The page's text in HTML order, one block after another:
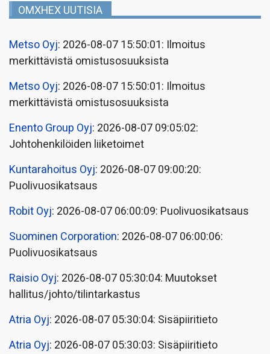
OMXHEX UUTISIA
Metso Oyj: 2026-08-07 15:50:01: Ilmoitus
merkittävistä omistusosuuksista
Metso Oyj: 2026-08-07 15:50:01: Ilmoitus
merkittävistä omistusosuuksista
Enento Group Oyj: 2026-08-07 09:05:02:
Johtohenkilöiden liiketoimet
Kuntarahoitus Oyj: 2026-08-07 09:00:20:
Puolivuosikatsaus
Robit Oyj: 2026-08-07 06:00:09: Puolivuosikatsaus
Suominen Corporation: 2026-08-07 06:00:06:
Puolivuosikatsaus
Raisio Oyj: 2026-08-07 05:30:04: Muutokset
hallitus/johto/tilintarkastus
Atria Oyj: 2026-08-07 05:30:04: Sisäpiiritieto
Atria Oyj: 2026-08-07 05:30:03: Sisäpiiritieto